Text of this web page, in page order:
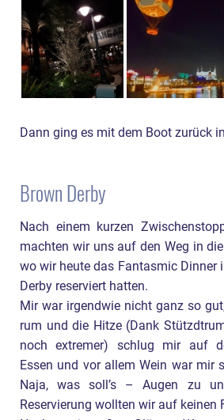
Dann ging es mit dem Boot zurück
Brown Derby
Nach einem kurzen
machten wir uns auf den Weg in die
wo wir heute das Fantasmic Dinner
Derby reserviert hatten.
Mir war irgendwie nicht ganz so
rum und die Hitze (Dank
noch extremer) schlug mir auf
Essen und vor allem Wein war mir
Naja, was soll’s – Augen zu
Reservierung wollten wir auf keinen